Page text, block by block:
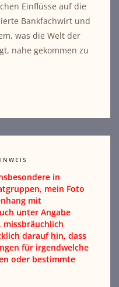
Einflüsse auf die
Bankfachwirt und
was die Welt der
nahe gekommen zu
in
mein Foto
mit
unter Angabe
darauf hin, dass
für irgendwelche
oder bestimmte